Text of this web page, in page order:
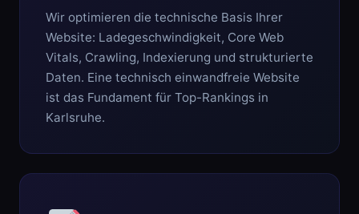
Wir optimieren die technische Basis Ihrer
Website: Ladegeschwindigkeit, Core Web
Vitals, Crawling, Indexierung und strukturierte
Daten. Eine technisch einwandfreie Website
ist das Fundament für Top-Rankings in
Karlsruhe.